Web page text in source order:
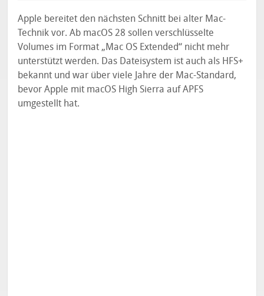
Apple bereitet den nächsten Schnitt bei alter Mac-
Technik vor. Ab macOS 28 sollen verschlüsselte
Volumes im Format „Mac OS Extended“ nicht mehr
unterstützt werden. Das Dateisystem ist auch als HFS+
bekannt und war über viele Jahre der Mac-Standard,
bevor Apple mit macOS High Sierra auf APFS
umgestellt hat.